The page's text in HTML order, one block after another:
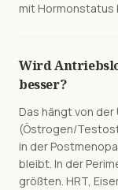
mit Hormonstatus
Wird
besser?
Das hängt von der
(Östrogen/
in der
bleibt. In der
größten. HRT,